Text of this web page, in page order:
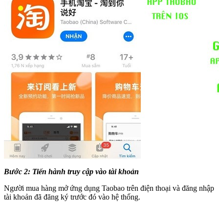
Bước 2: Tiến hành truy cập vào tài khoản
Người mua hàng mở ứng dụng Taobao trên điện thoại và đăng nhập
tài khoản đã đăng ký trước đó vào hệ thống.